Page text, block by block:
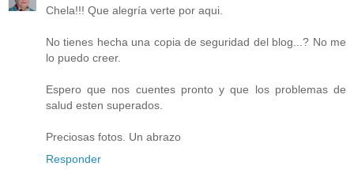
Chela!!! Que alegría verte por aqui.
No tienes hecha una copia de seguridad del blog...? No me
lo puedo creer.
Espero que nos cuentes pronto y que los problemas de
salud esten superados.
Preciosas fotos. Un abrazo
Responder